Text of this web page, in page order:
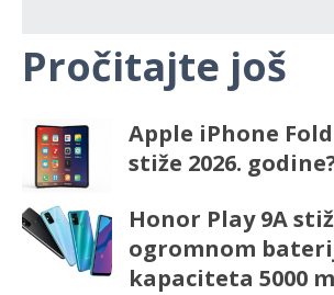
Pročitajte još
Apple iPhone
stiže 2026.
Honor Play 9A
ogromnom
kapaciteta 5000